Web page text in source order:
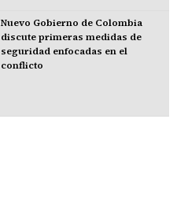
Nuevo Gobierno de Colombia
discute primeras medidas de
seguridad enfocadas en el
conflicto